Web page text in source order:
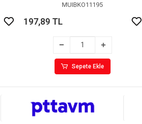
MUIBKO11195
197,89 TL
Sepete Ekle